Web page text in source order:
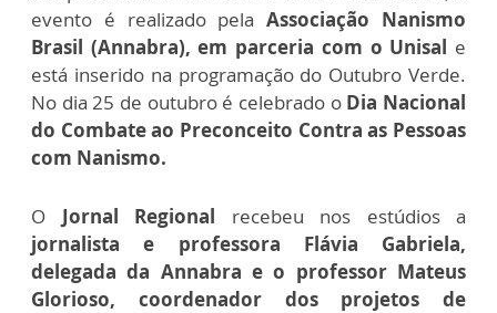
evento é realizado pelaAssociação Nanismo
Brasil (Annabra), em parceria com o Unisal e
está inserido na programação do Outubro Verde.
No dia 25 de outubro é celebrado o Dia Nacional
do Combate ao Preconceito Contra as Pessoas
com Nanismo.
O Jornal Regional recebeu nos estúdios a
jornalista e professora Flávia Gabriela,
delegada da Annabra e o professor Mateus
Glorioso, coordenador dos projetos de